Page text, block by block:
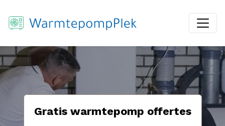
Gratis warmtepomp offertes